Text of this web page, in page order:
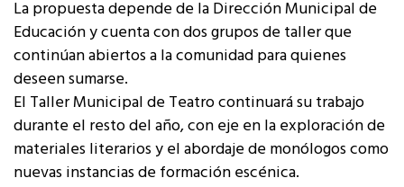
La propuesta depende de la Dirección Municipal de
Educación y cuenta con dos grupos de taller que
continúan abiertos a la comunidad para quienes
deseen sumarse.
El Taller Municipal de Teatro continuará su trabajo
durante el resto del año, con eje en la exploración de
materiales literarios y el abordaje de monólogos como
nuevas instancias de formación escénica.